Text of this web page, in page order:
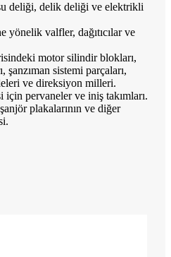
deliği, delik deliği ve elektrikli
valfler, dağıtıcılar ve
motor silindir blokları,
şanzıman sistemi parçaları,
ve direksiyon milleri.
için pervaneler ve iniş takımları.
plakalarının ve diğer